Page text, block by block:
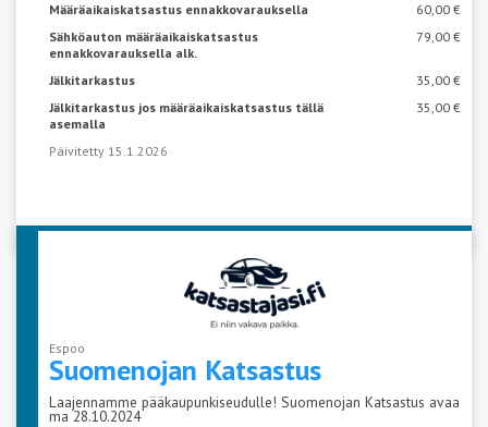
Määräaikaiskatsastus ennakkovarauksella
60,00 €
Sähköauton määräaikaiskatsastus
ennakkovarauksella alk.
79,00 €
Jälkitarkastus
35,00 €
Jälkitarkastus jos määräaikaiskatsastus tällä
asemalla
35,00 €
Päivitetty 15.1.2026
Espoo
Suomenojan Katsastus
Laajennamme pääkaupunkiseudulle! Suomenojan Katsastus avaa
ma 28.10.2024